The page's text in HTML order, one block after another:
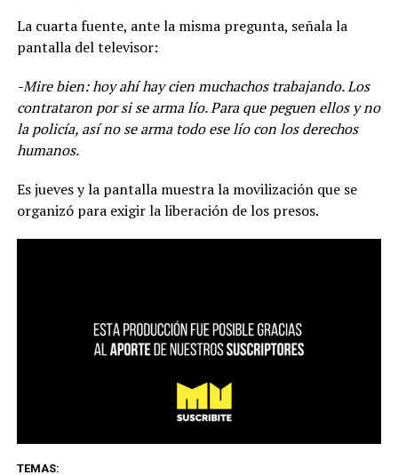
La cuarta fuente, ante la misma pregunta, señala la
pantalla del televisor:
-Mire bien: hoy ahí hay cien muchachos trabajando. Los
contrataron por si se arma lío. Para que peguen ellos y no
la policía, así no se arma todo ese lío con los derechos
humanos.
Es jueves y la pantalla muestra la movilización que se
organizó para exigir la liberación de los presos.
TEMAS: